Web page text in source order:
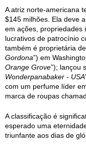
A atriz norte-americana
$145 milhões. Ela deve
em ações, propriedades
lucrativos de patrocínio
também é proprietária
Gordona”) em
Orange Grove”); lançou
Wonderpanabaker - USA
com um perfume líder
marca de roupas
A classificação é
esperado uma
triunfante aos dias de